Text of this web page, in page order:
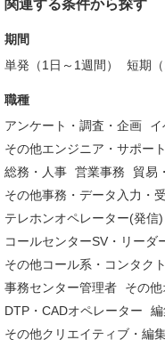
関連する条件から探す
期間
単発（1日～1週間）
短期
職種
アンケート・調査・企画
その他エンジニア・サポー
総務・人事 営業事務 貿易
その他事務・データ入力・
テレホンオペレーター(発信)
コールセンターSV・リーダ
その他コール系・コンタク
事務センター管理者
その
DTP・CADオペレーター
その他クリエイティブ・編